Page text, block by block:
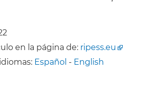
en la página de: ripess.eu
Español - English